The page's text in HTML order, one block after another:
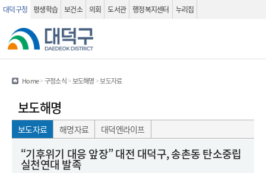
대덕구청 평생학습 보건소 의회 도서관 행정복지센터 누리집
Home>구정소식>보도해명>보도자료
보도해명
보도자료 해명자료 대덕엔라이프
보도자료(상세화면) - 제목, 작성자, 작성일 , 담당부서 , 내용 , 첨부파일 정보를 제공하는 표 입니다.
“기후위기 대응 앞장” 대전 대덕구, 송촌동 탄소중립
실천연대 발족